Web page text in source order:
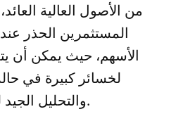
من الأصول العالية
المستثمرين الحذر
الأسهم، حيث يمكن أن
لخسائر كبيرة في
والتحليل الجيد للأسهم.